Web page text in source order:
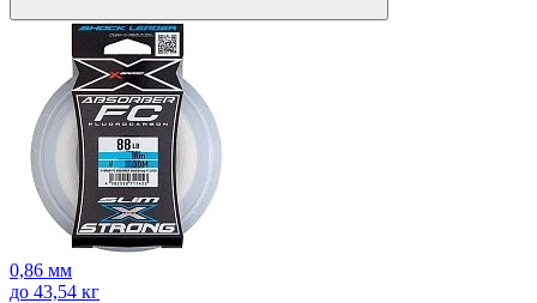
0,86 мм
до 43,54 кг